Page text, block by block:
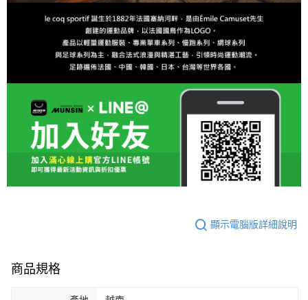
顯示電腦版詳細說明
商品規格